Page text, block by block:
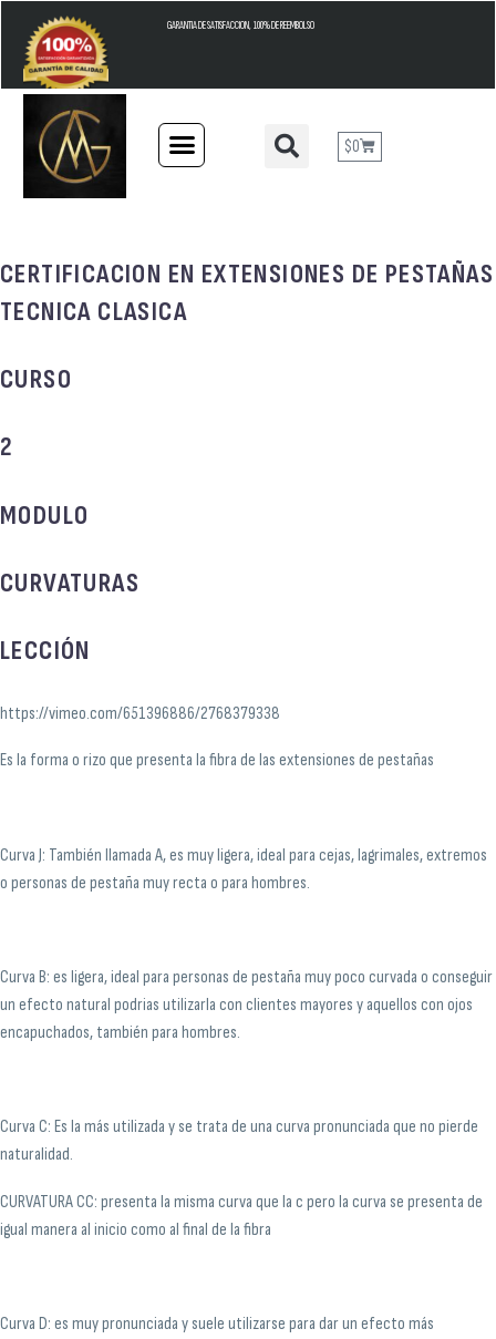
GARANTIA DE SATISFACCION, 100% DE REEMBOLSO
$0
CERTIFICACION EN EXTENSIONES DE PESTAÑAS
TECNICA CLASICA
CURSO
2
MODULO
CURVATURAS
LECCIÓN
https://vimeo.com/651396886/2768379338
Es la forma o rizo que presenta la fibra de las extensiones de pestañas
Curva J: También llamada A, es muy ligera, ideal para cejas, lagrimales, extremos
o personas de pestaña muy recta o para hombres.
Curva B: es ligera, ideal para personas de pestaña muy poco curvada o conseguir
un efecto natural podrias utilizarla con clientes mayores y aquellos con ojos
encapuchados, también para hombres.
Curva C: Es la más utilizada y se trata de una curva pronunciada que no pierde
naturalidad.
CURVATURA CC: presenta la misma curva que la c pero la curva se presenta de
igual manera al inicio como al final de la fibra
Curva D: es muy pronunciada y suele utilizarse para dar un efecto más